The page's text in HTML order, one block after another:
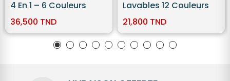
4 En 1 – 6 Couleurs
36,500 TND
Lavables 12 Couleurs
21,800 TND